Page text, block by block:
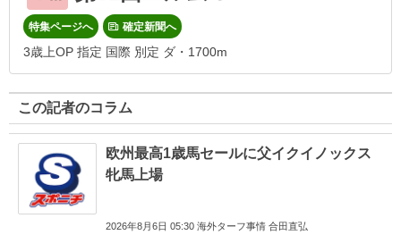
特集ページへ 確定新聞へ
3歳上OP 指定 国際 別定 ダ・1700m
この記者のコラム
欧州最高1歳馬セールに父イクイノックス
牝馬上場
2026年8月6日 05:30 海外ターフ事情 合田直弘